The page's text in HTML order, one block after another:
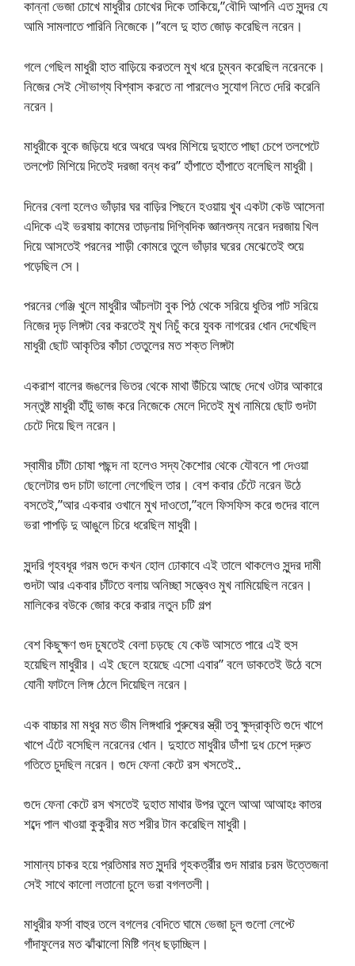
কান্না ভেজা চোখে মাধুরীর চোখের দিকে তাকিয়ে,”বৌদি আপনি এত সুন্দর যে
আমি সামলাতে পারিনি নিজেকে।”বলে দু হাত জোড় করেছিল নরেন।
গলে গেছিল মাধুরী হাত বাড়িয়ে করতলে মুখ ধরে চুম্বন করেছিল নরেনকে।
নিজের সেই সৌভাগ্য বিশ্বাস করতে না পারলেও সুযোগ নিতে দেরি করেনি
নরেন।
মাধুরীকে বুকে জড়িয়ে ধরে অধরে অধর মিশিয়ে দুহাতে পাছা চেপে তলপেটে
তলপেট মিশিয়ে দিতেই দরজা বন্ধ কর” হাঁপাতে হাঁপাতে বলেছিল মাধুরী।
দিনের বেলা হলেও ভাঁড়ার ঘর বাড়ির পিছনে হওয়ায় খুব একটা কেউ আসেনা
এদিকে এই ভরষায় কামের তাড়নায় দিগ্বিদিক জ্ঞানশুন্য নরেন দরজায় খিল
দিয়ে আসতেই পরনের শাড়ী কোমরে তুলে ভাঁড়ার ঘরের মেঝেতেই শুয়ে
পড়েছিল সে।
পরনের গেঞ্জি খুলে মাধুরীর আঁচলটা বুক পিঠ থেকে সরিয়ে ধুতির পাট সরিয়ে
নিজের দৃড় লিঙ্গটা বের করতেই মুখ নিচুঁ করে যুবক নাগরের ধোন দেখেছিল
মাধুরী ছোট আকৃতির কাঁচা তেতুলের মত শক্ত লিঙ্গটা
একরাশ বালের জঙলের ভিতর থেকে মাথা উঁচিয়ে আছে দেখে ওটার আকারে
সন্তুষ্ট মাধুরী হাঁটু ভাজ করে নিজেকে মেলে দিতেই মুখ নামিয়ে ছোট গুদটা
চেটে দিয়ে ছিল নরেন।
স্বামীর চাঁটা চোষা পছন্দ না হলেও সদ্য কৈশোর থেকে যৌবনে পা দেওয়া
ছেলেটার গুদ চাটা ভালো লেগেছিল তার। বেশ কবার চেঁটে নরেন উঠে
বসতেই,”আর একবার ওখানে মুখ দাওতো,”বলে ফিসফিস করে গুদের বালে
ভরা পাপড়ি দু আঙুলে চিরে ধরেছিল মাধুরী।
সুন্দরি গৃহবধূর গরম গুদে কখন হোল ঢোকাবে এই তালে থাকলেও সুন্দর দামী
গুদটা আর একবার চাঁটতে বলায় অনিচ্ছা সত্ত্বেও মুখ নামিয়েছিল নরেন।
মালিকের বউকে জোর করে করার নতুন চটি গল্প
বেশ কিছুক্ষণ গুদ চুষতেই বেলা চড়ছে যে কেউ আসতে পারে এই হুস
হয়েছিল মাধুরীর। এই ছেলে হয়েছে এসো এবার” বলে ডাকতেই উঠে বসে
যোনী ফাটলে লিঙ্গ ঠেলে দিয়েছিল নরেন।
এক বাচ্চার মা মধুর মত ভীম লিঙ্গধারি পুরুষের স্ত্রী তবু ক্ষুদ্রাকৃতি গুদে খাপে
খাপে এঁটে বসেছিল নরেনের ধোন। দুহাতে মাধুরীর ডাঁশা দুধ চেপে দ্রুত
গতিতে চুদছিল নরেন। গুদে ফেনা কেটে রস খসতেই..
গুদে ফেনা কেটে রস খসতেই দুহাত মাথার উপর তুলে আআ আআহঃ কাতর
শব্দে পাল খাওয়া কুকুরীর মত শরীর টান করেছিল মাধুরী।
সামান্য চাকর হয়ে প্রতিমার মত সুন্দরি গৃহকর্ত্রীর গুদ মারার চরম উত্তেজনা
সেই সাথে কালো লতানো চুলে ভরা বগলতলী।
মাধুরীর ফর্সা বাহুর তলে বগলের বেদিতে ঘামে ভেজা চুল গুলো লেপ্টে
গাঁদাফুলের মত ঝাঁঝালো মিষ্টি গন্ধ ছড়াচ্ছিল।